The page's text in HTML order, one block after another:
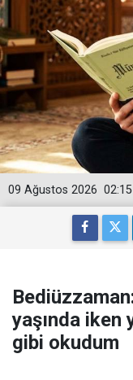
02:15
09 Ağustos 2026
yaşında iken
gibi okudum